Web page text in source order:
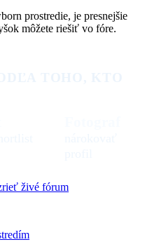
prostredie, je presnejšie
môžete riešiť vo fóre.
živé fórum